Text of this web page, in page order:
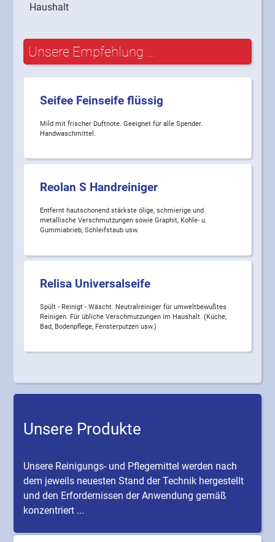
Haushalt
Unsere Empfehlung ...
Seifee Feinseife flüssig
Mild mit frischer Duftnote. Geeignet für alle Spender.
Handwaschmittel.
Reolan S Handreiniger
Entfernt hautschonend stärkste ölige, schmierige und
metallische Verschmutzungen sowie Graphit, Kohle- u.
Gummiabrieb, Schleifstaub usw.
Relisa Universalseife
Spült - Reinigt - Wäscht. Neutralreiniger für umweltbewußtes
Reinigen. Für übliche Verschmutzungen im Haushalt. (Küche,
Bad, Bodenpflege, Fensterputzen usw.)
Unsere Produkte
Unsere Reinigungs- und Pflegemittel werden nach
dem jeweils neuesten Stand der Technik hergestellt
und den Erfordernissen der Anwendung gemäß
konzentriert ...